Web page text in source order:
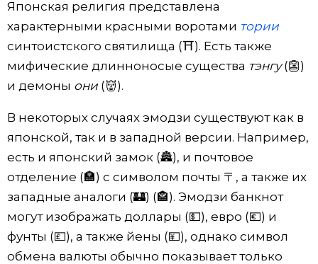
Японская религия представлена ​​
характерными красными воротами тории
синтоистского святилища (⛩️). Есть также
мифические длинноносые существа тэнгу(👺)
и демоны они(👹).
В некоторых случаях эмодзи существуют как в
японской, так и в западной версии. Например,
есть и японский замок (🏯), и почтовое
отделение (🏣) с символом почты 〒, а также их
западные аналоги (🏰) (🏤). Эмодзи банкнот
могут изображать доллары (💵), евро (💶) и
фунты (💷), а также йены (💴), однако символ
обмена валюты обычно показывает только